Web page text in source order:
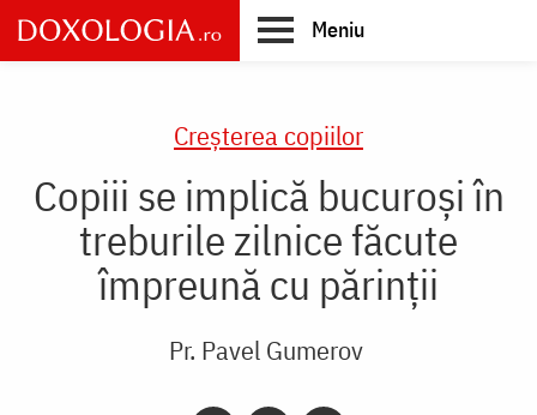
Skip
to
main
Meniu
Creşterea copiilor
Copiii se implică bucuroși în
treburile zilnice făcute
împreună cu părinții
Pr. Pavel Gumerov